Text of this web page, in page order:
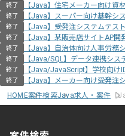
終了 【Java】住宅メーカー向け資
終了 【Java】スーパー向け基幹シ
終了 【Java】受発注システムテス
終了 【Java】某販売店サイトAP開
終了 【Java】自治体向け人事労務
終了 【Java/SQL】データ連携シス
終了 【Java/JavaScript】学校向け
終了
【Java】メーカー向け受発注
HOME案件検索Java求人・案件 【